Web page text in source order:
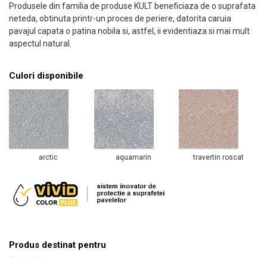
Produsele din familia de produse KULT beneficiaza de o suprafata
neteda, obtinuta printr-un proces de periere, datorita caruia
pavajul capata o patina nobila si, astfel, ii evidentiaza si mai mult
aspectul natural.
Culori disponibile
arctic aquamarin travertin roscat
Produs destinat pentru